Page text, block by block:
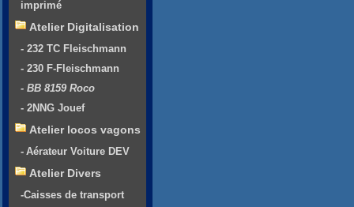
imprimé
Atelier Digitalisation
- 232 TC Fleischmann
- 230 F-Fleischmann
- BB 8159 Roco
- 2NNG Jouef
Atelier locos vagons
- Aérateur Voiture DEV
Atelier Divers
-Caisses de transport